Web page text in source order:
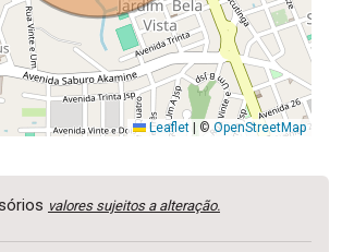
Leaflet ©OpenStreetMap
valores sujeitos a alteração.